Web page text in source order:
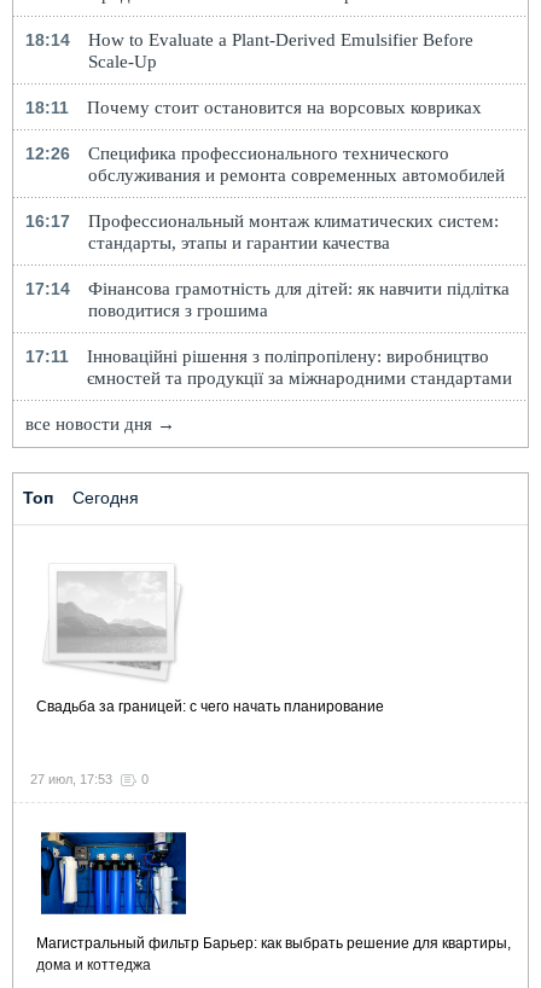
18:14
How to Evaluate a Plant-Derived Emulsifier Before
Scale-Up
18:11 Почему стоит остановится на ворсовых ковриках
12:26
Специфика профессионального технического
обслуживания и ремонта современных автомобилей
16:17
Профессиональный монтаж климатических систем:
стандарты, этапы и гарантии качества
17:14
Фінансова грамотність для дітей: як навчити підлітка
поводитися з грошима
17:11
Інноваційні рішення з поліпропілену: виробництво
ємностей та продукції за міжнародними стандартами
все новости дня →
Топ Сегодня
Свадьба за границей: с чего начать планирование
27 июл, 17:53 0
Магистральный фильтр Барьер: как выбрать решение для квартиры,
дома и коттеджа